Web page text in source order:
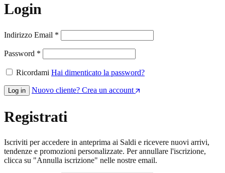
Login
Indirizzo Email *
Password *
Ricordami Hai dimenticato la password?
Log in Nuovo cliente? Crea un account
Registrati
Iscriviti per accedere in anteprima ai Saldi e ricevere nuovi arrivi,
tendenze e promozioni personalizzate. Per annullare l'iscrizione,
clicca su "Annulla iscrizione" nelle nostre email.